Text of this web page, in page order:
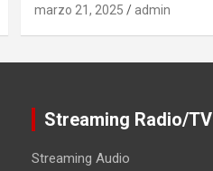
marzo 21, 2025 admin
Streaming Radio/TV
Streaming Audio